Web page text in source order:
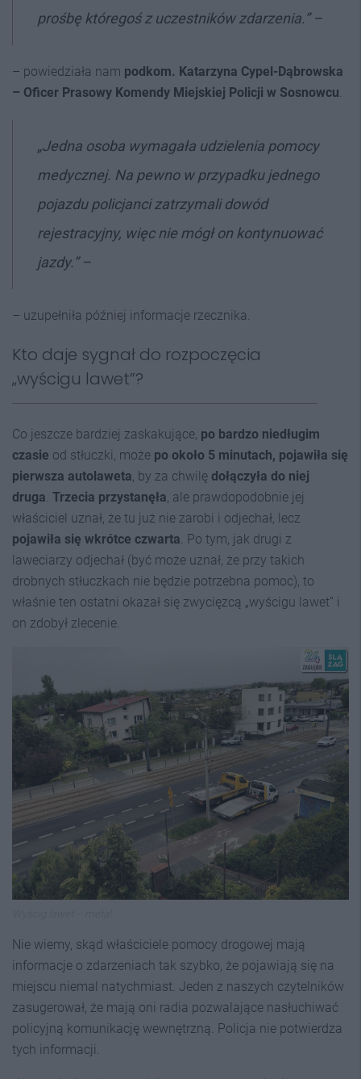
prośbę któregoś z uczestników zdarzenia.” –
– powiedziała nam podkom. Katarzyna Cypel-Dąbrowska
– Oficer Prasowy Komendy Miejskiej Policji w Sosnowcu
„Jedna osoba wymagała udzielenia pomocy
medycznej. Na pewno w przypadku jednego
pojazdu policjanci zatrzymali dowód
rejestracyjny, więc nie mógł on kontynuować
jazdy.” –
– uzupełniła później informacje rzecznika.
Kto daje sygnał do rozpoczęcia
„wyścigu lawet”?
Co jeszcze bardziej zaskakujące, po bardzo niedługim
czasie od stłuczki, może po około 5 minutach, pojawiła się
pierwsza autolaweta , by za chwilę dołączyła do niej
druga Trzecia przystanęła , ale prawdopodobnie jej
właściciel uznał, że tu już nie zarobi i odjechał, lecz
pojawiła się wkrótce czwarta . Po tym, jak drugi z
laweciarzy odjechał (być może uznał, że przy takich
drobnych stłuczkach nie będzie potrzebna pomoc), to
właśnie ten ostatni okazał się zwycięzcą „wyścigu lawet” i
on zdobył zlecenie.
Nie wiemy, skąd właściciele pomocy drogowej mają
informacje o zdarzeniach tak szybko, że pojawiają się na
miejscu niemal natychmiast. Jeden z naszych czytelników
zasugerował, że mają oni radia pozwalające nasłuchiwać
policyjną komunikację wewnętrzną. Policja nie potwierdza
tych informacji.